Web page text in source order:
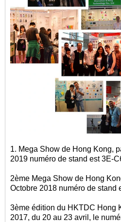
1. Mega Show de Hong Kong,
2019 numéro de stand est 3E-
2ème Mega Show de Hong
Octobre 2018 numéro de stand
3ème édition du HKTDC Hong
2017, du 20 au 23 avril, le